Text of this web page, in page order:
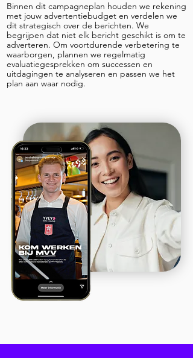
Binnen dit campagneplan houden we rekening
met jouw advertentiebudget en verdelen we
dit strategisch over de berichten. We
begrijpen dat niet elk bericht geschikt is om te
adverteren. Om voortdurende verbetering te
waarborgen, plannen we regelmatig
evaluatiegesprekken om successen en
uitdagingen te analyseren en passen we het
plan aan waar nodig.